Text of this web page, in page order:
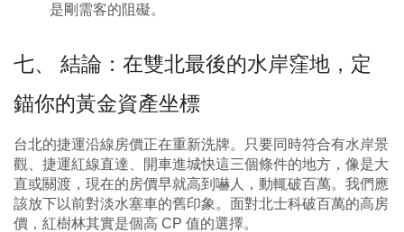
是剛需客的阻礙。
七、 結論：在雙北最後的水岸窪地，定
錨你的黃金資產坐標
台北的捷運沿線房價正在重新洗牌。只要同時符合有水岸景
觀、捷運紅線直達、開車進城快這三個條件的地方，像是大
直或關渡，現在的房價早就高到嚇人，動輒破百萬。我們應
該放下以前對淡水塞車的舊印象。面對北士科破百萬的高房
價，紅樹林其實是個高 CP 值的選擇。